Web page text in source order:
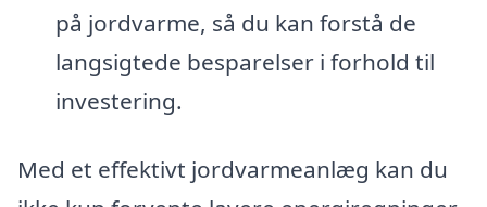
på jordvarme, så du kan forstå de
langsigtede besparelser i forhold til
investering.
Med et effektivt jordvarmeanlæg kan du